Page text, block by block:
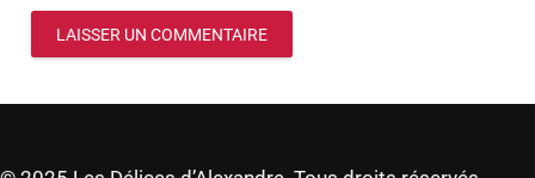
LAISSER UN COMMENTAIRE